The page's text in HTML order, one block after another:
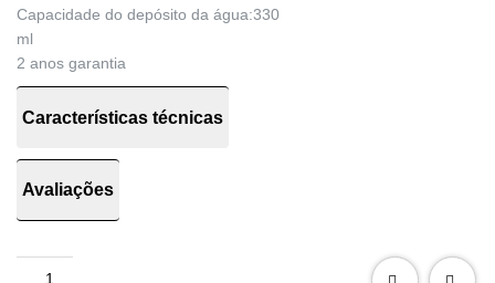
Capacidade do depósito da água:330
ml
2 anos garantia
Características técnicas
Avaliações